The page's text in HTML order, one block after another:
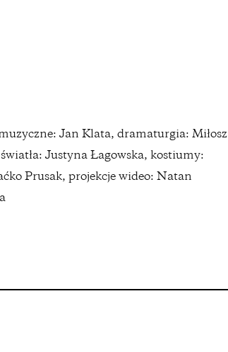
Jan Klata, dramaturgia: Miłosz
Justyna Łagowska, kostiumy:
Prusak, projekcje wideo: Natan